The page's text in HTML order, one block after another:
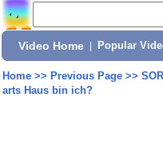
Video Home Popular
Home>> Previous Page>>
arts Haus bin ich?